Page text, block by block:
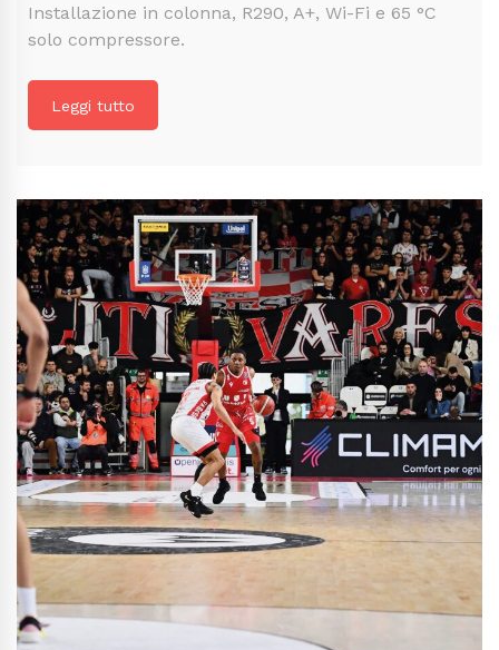
Installazione in colonna, R290, A+, Wi-Fi e 65 °C
solo compressore.
Leggi tutto